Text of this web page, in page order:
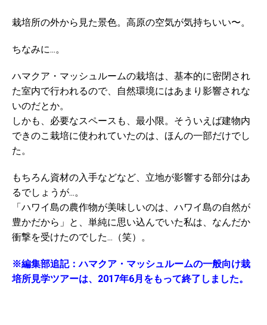
栽培所の外から見た景色。高原の空気が気持ちいい〜。
ちなみに...。
ハマクア・マッシュルームの栽培は、基本的に密閉され
た室内で行われるので、自然環境にはあまり影響されな
いのだとか。
しかも、必要なスペースも、最小限。そういえば建物内
できのこ栽培に使われていたのは、ほんの一部だけでし
た。
もちろん資材の入手などなど、立地が影響する部分はあ
るでしょうが...。
「ハワイ島の農作物が美味しいのは、ハワイ島の自然が
豊かだから」と、単純に思い込んでいた私は、なんだか
衝撃を受けたのでした...（笑）。
※編集部追記：ハマクア・マッシュルームの一般向け栽
培所見学ツアーは、 2017年6月をもって終了しました。